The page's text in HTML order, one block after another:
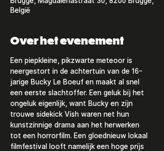
België
Over het evenement
Een piepkleine, pikzwarte meteoor is
neergestort in de achtertuin van de 16-
jarige Bucky Le Boeuf en maakt al snel
een eerste slachtoffer. Een geluk bij het
ongeluk eigenlijk, want Bucky en zijn
trouwe sidekick Vish waren net hun
kunstzinnige drama aan het herwerken
tot een horrorfilm. Een gloednieuw lokaal
filmfestival looft namelijk een hoge prijs